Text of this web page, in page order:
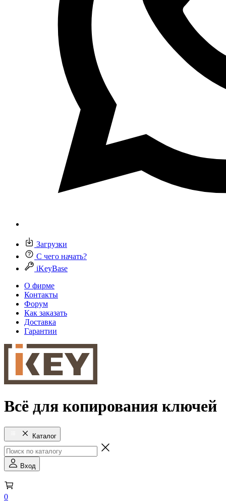
Загрузки
С чего начать?
iKeyBase
О фирме
Контакты
Форум
Как заказать
Доставка
Гарантии
Всё для копирования ключей
Каталог
Вход
0